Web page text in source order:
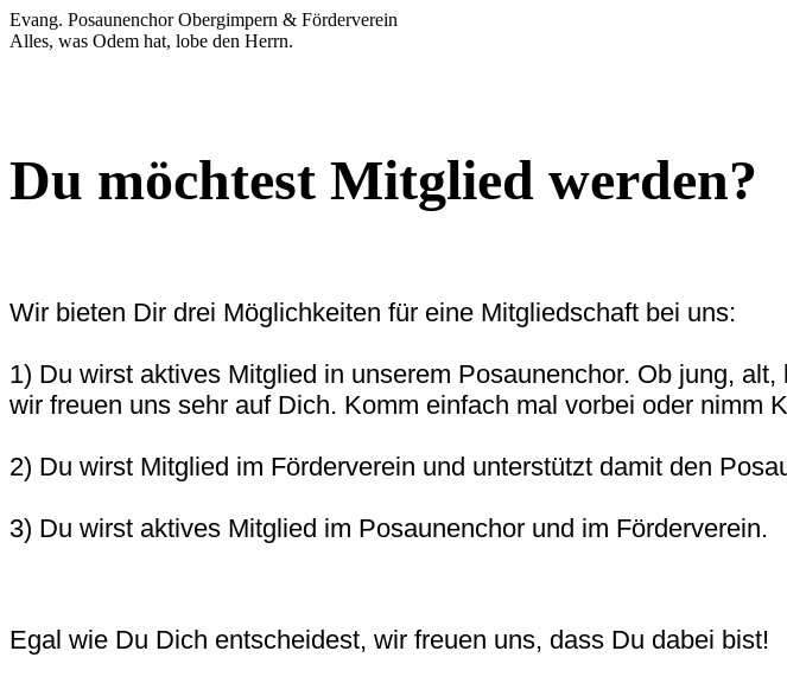
Evang. Posaunenchor Obergimpern & Förderverein
Alles, was Odem hat, lobe den Herrn.
Du möchtest Mitglied werden?
Wir bieten Dir drei Möglichkeiten für eine Mitgliedschaft bei uns:
1) Du wirst aktives Mitglied in unserem Posaunenchor. Ob jung,
wir freuen uns sehr auf Dich. Komm einfach mal vorbei oder nimm
2) Du wirst Mitglied im Förderverein und unterstützt damit den
3) Du wirst aktives Mitglied im Posaunenchor und im Förderverein.
Egal wie Du Dich entscheidest, wir freuen uns, dass Du dabei bist!